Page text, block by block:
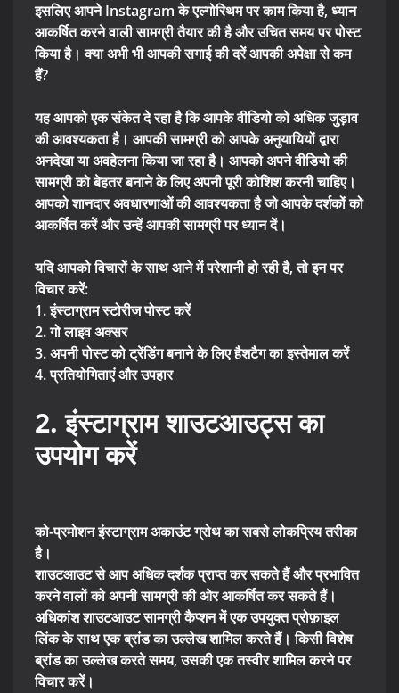
इसलिए आपने Instagram के एल्गोरिथम पर काम किया है, ध्यान
आकर्षित करने वाली सामग्री तैयार की है और उचित समय पर पोस्ट
किया है। क्या अभी भी आपकी सगाई की दरें आपकी अपेक्षा से कम
हैं?
यह आपको एक संकेत दे रहा है कि आपके वीडियो को अधिक जुड़ाव
की आवश्यकता है। आपकी सामग्री को आपके अनुयायियों द्वारा
अनदेखा या अवहेलना किया जा रहा है। आपको अपने वीडियो की
सामग्री को बेहतर बनाने के लिए अपनी पूरी कोशिश करनी चाहिए।
आपको शानदार अवधारणाओं की आवश्यकता है जो आपके दर्शकों को
आकर्षित करें और उन्हें आपकी सामग्री पर ध्यान दें।
यदि आपको विचारों के साथ आने में परेशानी हो रही है, तो इन पर
विचार करें:
1. इंस्टाग्राम स्टोरीज पोस्ट करें
2. गो लाइव अक्सर
3. अपनी पोस्ट को ट्रेंडिंग बनाने के लिए हैशटैग का इस्तेमाल करें
4. प्रतियोगिताएं और उपहार
2. इंस्टाग्राम शाउटआउट्स का
उपयोग करें
को-प्रमोशन इंस्टाग्राम अकाउंट ग्रोथ का सबसे लोकप्रिय तरीका
है।
शाउटआउट से आप अधिक दर्शक प्राप्त कर सकते हैं और प्रभावित
करने वालों को अपनी सामग्री की ओर आकर्षित कर सकते हैं।
अधिकांश शाउटआउट सामग्री कैप्शन में एक उपयुक्त प्रोफ़ाइल
लिंक के साथ एक ब्रांड का उल्लेख शामिल करते हैं। किसी विशेष
ब्रांड का उल्लेख करते समय, उसकी एक तस्वीर शामिल करने पर
विचार करें।